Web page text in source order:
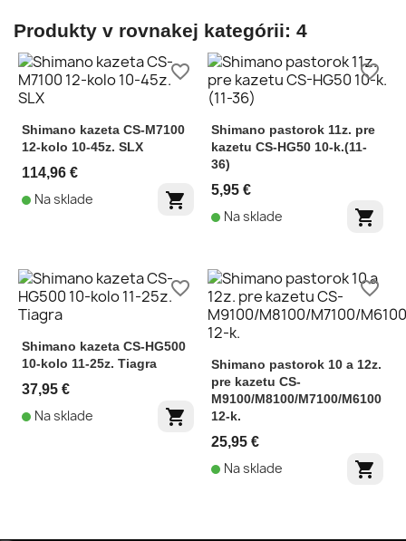
Produkty v rovnakej kategórii: 4
Shimano kazeta CS-M7100
12-kolo 10-45z. SLX
114,96 €
shopping_cart
Na sklade
favorite_border
Shimano pastorok 11z. pre
kazetu CS-HG50 10-k.(11-
36)
5,95 €
shopping_cart
Na sklade
favorite_border
Shimano kazeta CS-HG500
10-kolo 11-25z. Tiagra
37,95 €
shopping_cart
Na sklade
favorite_border
Shimano pastorok 10 a 12z.
pre kazetu CS-
M9100/M8100/M7100/M6100
12-k.
25,95 €
shopping_cart
Na sklade
favorite_border